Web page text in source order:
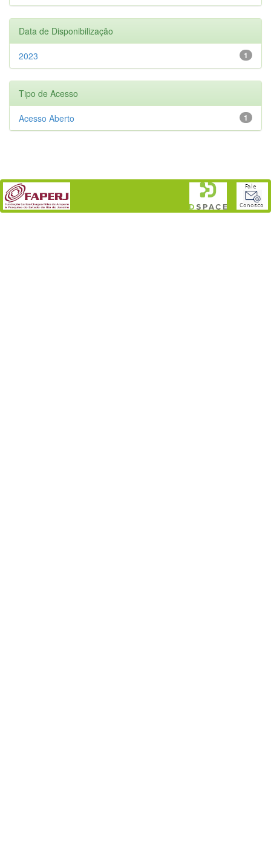
Data de Disponibilização
1
2023
Tipo de Acesso
1
Acesso Aberto